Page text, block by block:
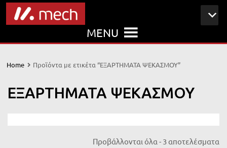
MENU
Home Προϊόντα με ετικέτα “ΕΞΑΡΤΗΜΑΤΑ ΨΕΚΑΣΜΟΥ”
ΕΞΑΡΤΗΜΑΤΑ ΨΕΚΑΣΜΟΥ
Προβάλλονται όλα - 3 αποτελέσματα